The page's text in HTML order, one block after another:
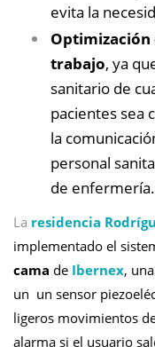
evita la
trabajo, ya
sanitario de
pacientes sea
la
personal
de enfermería.
La residencia
implementado el
cama de Ibernex,
un un sensor
ligeros movimientos
alarma si el usuario